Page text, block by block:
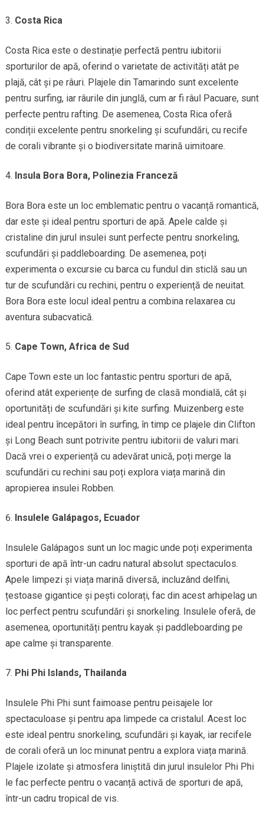
Costa Rica
Costa Rica este o destinație perfectă pentru iubitorii
sporturilor de apă, oferind o varietate de activități atât pe
plajă, cât și pe râuri. Plajele din Tamarindo sunt excelente
pentru surfing, iar râurile din junglă, cum ar fi râul Pacuare, sunt
perfecte pentru rafting. De asemenea, Costa Rica oferă
condiții excelente pentru snorkeling și scufundări, cu recife
de corali vibrante și o biodiversitate marină uimitoare.
Insula Bora Bora, Polinezia Franceză
Bora Bora este un loc emblematic pentru o vacanță romantică,
dar este și ideal pentru sporturi de apă. Apele calde și
cristaline din jurul insulei sunt perfecte pentru snorkeling,
scufundări și paddleboarding. De asemenea, poți
experimenta o excursie cu barca cu fundul din sticlă sau un
tur de scufundări cu rechini, pentru o experiență de neuitat.
Bora Bora este locul ideal pentru a combina relaxarea cu
aventura subacvatică.
Cape Town, Africa de Sud
Cape Town este un loc fantastic pentru sporturi de apă,
oferind atât experiențe de surfing de clasă mondială, cât și
oportunități de scufundări și kite surfing. Muizenberg este
ideal pentru începători în surfing, în timp ce plajele din Clifton
și Long Beach sunt potrivite pentru iubitorii de valuri mari.
Dacă vrei o experiență cu adevărat unică, poți merge la
scufundări cu rechini sau poți explora viața marină din
apropierea insulei Robben.
Insulele Galápagos, Ecuador
Insulele Galápagos sunt un loc magic unde poți experimenta
sporturi de apă într-un cadru natural absolut spectaculos.
Apele limpezi și viața marină diversă, incluzând delfini,
țestoase gigantice și pești colorați, fac din acest arhipelag un
loc perfect pentru scufundări și snorkeling. Insulele oferă, de
asemenea, oportunități pentru kayak și paddleboarding pe
ape calme și transparente.
Phi Phi Islands, Thailanda
Insulele Phi Phi sunt faimoase pentru peisajele lor
spectaculoase și pentru apa limpede ca cristalul. Acest loc
este ideal pentru snorkeling, scufundări și kayak, iar recifele
de corali oferă un loc minunat pentru a explora viața marină.
Plajele izolate și atmosfera liniștită din jurul insulelor Phi Phi
le fac perfecte pentru o vacanță activă de sporturi de apă,
într-un cadru tropical de vis.